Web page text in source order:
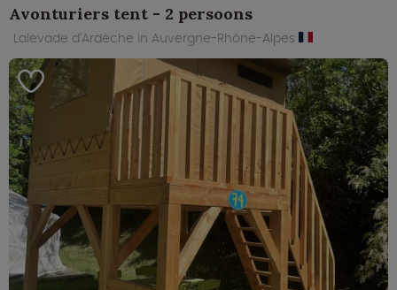
Avonturiers tent - 2 persoons
Lalevade d'Ardèche in Auvergne-Rhône-Alpes